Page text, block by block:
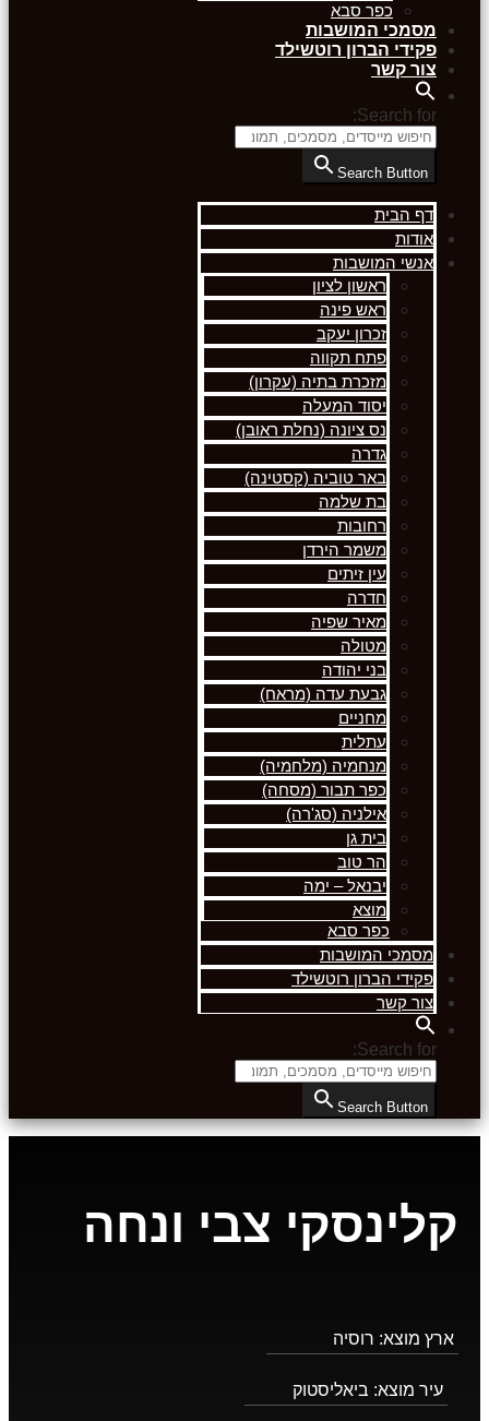
כפר סבא
מסמכי המושבות
פקידי הברון רוטשילד
צור קשר
Search for:
Search Button
דף הבית
אודות
אנשי המושבות
ראשון לציון
ראש פינה
זכרון יעקב
פתח תקווה
מזכרת בתיה (עקרון)
יסוד המעלה
נס ציונה (נחלת ראובן)
גדרה
באר טוביה (קסטינה)
בת שלמה
רחובות
משמר הירדן
עין זיתים
חדרה
מאיר שפיה
מטולה
בני יהודה
גבעת עדה (מראח)
מחניים
עתלית
מנחמיה (מלחמיה)
כפר תבור (מסחה)
אילניה (סג'רה)
בית גן
הר טוב
יבנאל – ימה
מוצא
כפר סבא
מסמכי המושבות
פקידי הברון רוטשילד
צור קשר
Search for:
Search Button
קלינסקי צבי ונחה
ארץ מוצא: רוסיה
עיר מוצא: ביאליסטוק